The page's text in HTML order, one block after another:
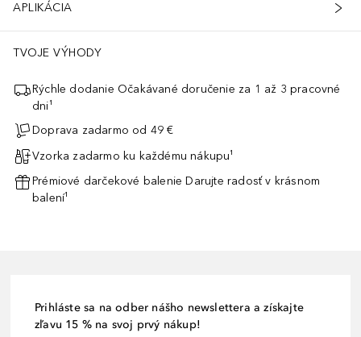
APLIKÁCIA
TVOJE VÝHODY
Rýchle dodanie Očakávané doručenie za 1 až 3 pracovné
dni¹
Doprava zadarmo od 49 €
Vzorka zadarmo ku každému nákupu¹
Prémiové darčekové balenie Darujte radosť v krásnom
balení¹
Prihláste sa na odber nášho newslettera a získajte
zľavu 15 % na svoj prvý nákup!